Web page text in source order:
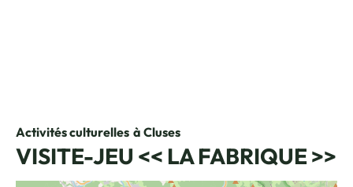
Activités culturelles à Cluses
VISITE-JEU << LA FABRIQUE >>